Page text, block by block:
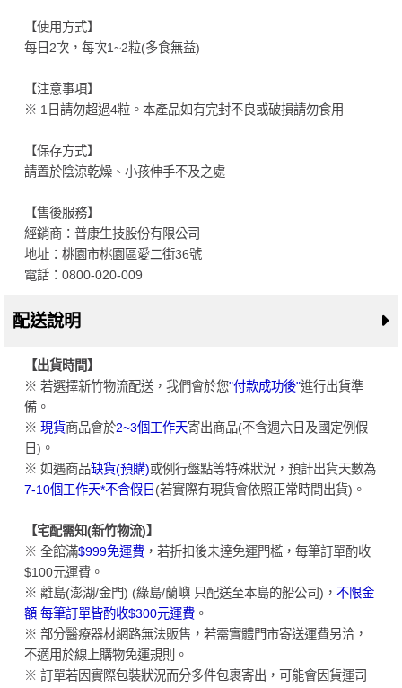
【使用方式】
每日2次，每次1~2粒(多食無益)
【注意事項】
※ 1日請勿超過4粒。本產品如有完封不良或破損請勿食用
【保存方式】
請置於陰涼乾燥、小孩伸手不及之處
【售後服務】
經銷商：普康生技股份有限公司
地址：桃園市桃園區愛二街36號
電話：0800-020-009
配送說明
【出貨時間】
※ 若選擇新竹物流配送，我們會於您"付款成功後"進行出貨準
備。
※ 現貨商品會於2~3個工作天寄出商品(不含週六日及國定例假
日)。
※ 如遇商品缺貨(預購)或例行盤點等特殊狀況，預計出貨天數為
7-10個工作天*不含假日 (若實際有現貨會依照正常時間出貨)。
【宅配需知(新竹物流)】
※ 全館滿$999免運費，若折扣後未達免運門檻，每筆訂單酌收
$100元運費。
※ 離島(澎湖/金門) (綠島/蘭嶼 只配送至本島的船公司)， 不限金
額 每筆訂單皆酌收$300元運費。
※ 部分醫療器材網路無法販售，若需實體門市寄送運費另洽，
不適用於線上購物免運規則。
※ 訂單若因實際包裝狀況而分多件包裹寄出，可能會因貨運司